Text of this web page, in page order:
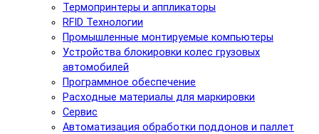
Термопринтеры и аппликаторы
RFID Технологии
Промышленные монтируемые компьютеры
Устройства блокировки колес грузовых
автомобилей
Программное обеспечение
Расходные материалы для маркировки
Сервис
Автоматизация обработки поддонов и паллет